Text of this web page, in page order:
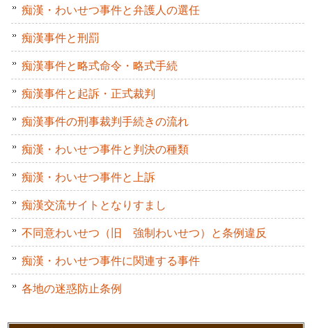
痴漢・わいせつ事件と弁護人の選任
痴漢事件と刑罰
痴漢事件と略式命令・略式手続
痴漢事件と起訴・正式裁判
痴漢事件の刑事裁判手続きの流れ
痴漢・わいせつ事件と判決の種類
痴漢・わいせつ事件と上訴
痴漢交流サイトとなりすまし
不同意わいせつ（旧 強制わいせつ）と条例違反
痴漢・わいせつ事件に関連する事件
各地の迷惑防止条例